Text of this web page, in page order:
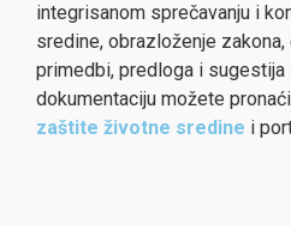
integrisanom sprečavanju i
sredine, obrazloženje
primedbi, predloga i sugestija
dokumentaciju možete
zaštite životne sredine i